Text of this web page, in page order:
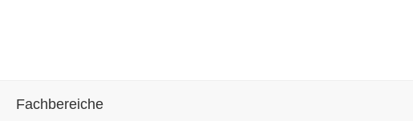
Fachbereiche